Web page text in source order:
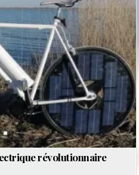
révolutionnaire